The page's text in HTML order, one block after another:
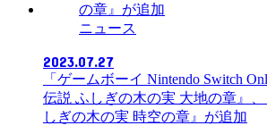
ニュース
2023.07.27
「ゲームボーイ Nintendo Switch
伝説 ふしぎの木の実 大地の章』
しぎの木の実 時空の章』が追加